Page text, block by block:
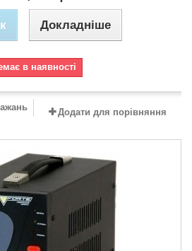
Докладніше
в наявності
Додати для порівняння